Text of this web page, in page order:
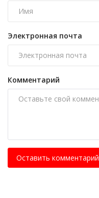
Электронная почта
Комментарий
Оставить комментарий